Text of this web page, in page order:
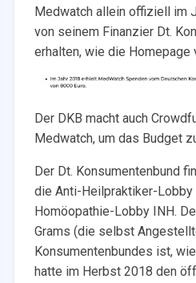
Medwatch allein offiziell im
von seinem Finanzier Dt.
erhalten, wie die Homepage
Der DKB macht auch
Medwatch, um das Budget
Der Dt. Konsumentenbund
die Anti-Heilpraktiker-Lobby
Homöopathie-Lobby INH.
Grams (die selbst
Konsumentenbundes ist,
hatte im Herbst 2018 den